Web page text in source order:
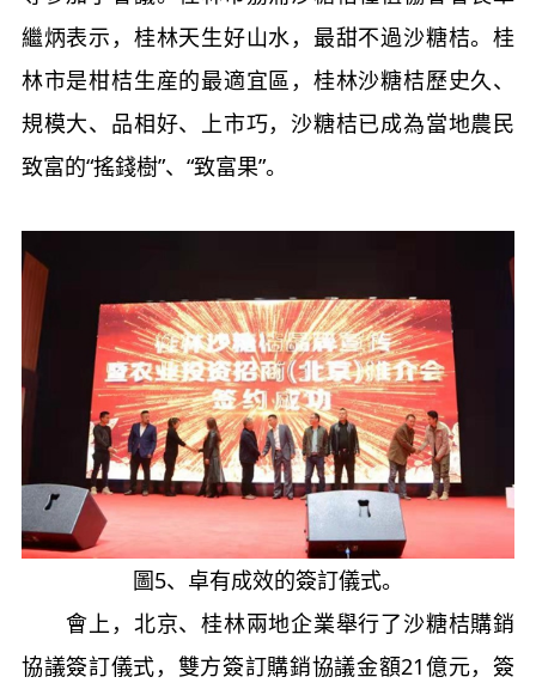
繼炳表示，桂林天生好山水，最甜不過沙糖桔。桂
林市是柑桔生産的最適宜區，桂林沙糖桔歷史久、
規模大、品相好、上市巧，沙糖桔已成為當地農民
致富的“搖錢樹”、“致富果”。
圖5、卓有成效的簽訂儀式。
會上，北京、桂林兩地企業舉行了沙糖桔購銷
協議簽訂儀式，雙方簽訂購銷協議金額21億元，簽